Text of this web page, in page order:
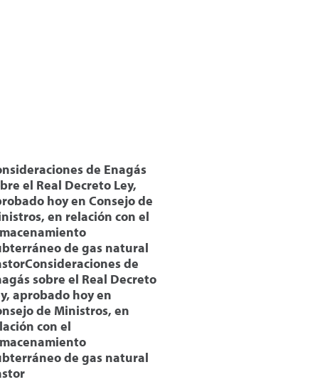
de Enagás
el Real Decreto Ley,
hoy en Consejo de
en relación con el
de gas natural
de
sobre el Real Decreto
aprobado hoy en
de Ministros, en
con el
de gas natural